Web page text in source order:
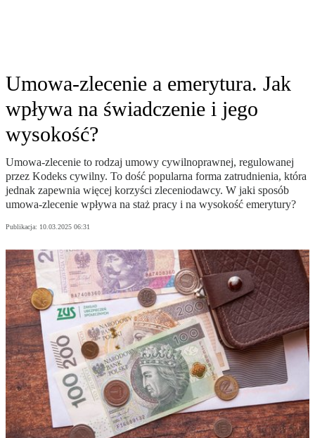
Umowa-zlecenie a emerytura. Jak
wpływa na świadczenie i jego
wysokość?
Umowa-zlecenie to rodzaj umowy cywilnoprawnej, regulowanej
przez Kodeks cywilny. To dość popularna forma zatrudnienia, która
jednak zapewnia więcej korzyści zleceniodawcy. W jaki sposób
umowa-zlecenie wpływa na staż pracy i na wysokość emerytury?
Publikacja: 10.03.2025 06:31